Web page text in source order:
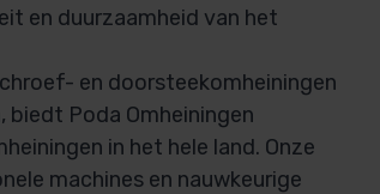
en duurzaamheid van het
en doorsteekomheiningen
Poda Omheiningen
in het hele land. Onze
machines en nauwkeurige